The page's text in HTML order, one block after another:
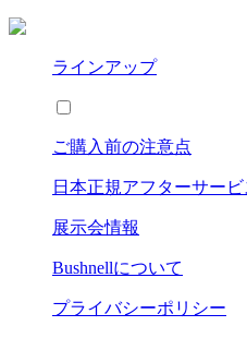
ラインアップ
ご購入前の注意点
日本正規アフターサービ
展示会情報
Bushnellについて
プライバシーポリシー